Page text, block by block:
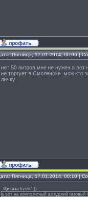
Пятница, 17.01.2014, 00:05 |
нет 50 литров мне не нужен а
не торгует в Смоленске .мож кто
личку
Пятница, 17.01.2014, 00:10 |
Цитата kve67 ()
а вот на композитный шведский